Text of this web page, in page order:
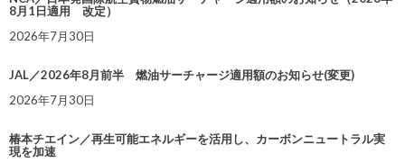
8月1日適用 改定）
2026年7月30日
JAL／2026年8月前半 燃油サーチャージ適用額のお知らせ(変更)
2026年7月30日
椿本チエイン／再生可能エネルギーを活用し、カーボンニュートラル実
現を加速